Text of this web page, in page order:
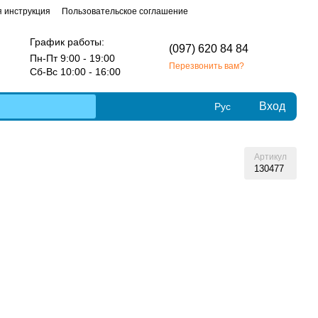
Пользовательское соглашение
График работы:
Пн-Пт 9:00 - 19:00
Сб-Вс 10:00 - 16:00
(097) 620 84 84
Перезвонить вам?
Рус Вход
Артикул
130477